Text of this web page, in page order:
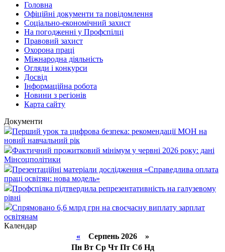
Головна
Офіційні документи та повідомлення
Соціально-економічний захист
На погодженні у Профспілці
Правовий захист
Охорона праці
Міжнародна діяльність
Огляди і конкурси
Досвід
Інформаційна робота
Новини з регіонів
Карта сайту
Документи
Перший урок та цифрова безпека: рекомендації МОН на
новий навчальний рік
Фактичний прожитковий мінімум у червні 2026 року: дані
Мінсоцполітики
Презентаційні матеріали дослідження «Справедлива оплата
праці освітян: нова модель»
Профспілка підтвердила репрезентативність на галузевому
рівні
Спрямовано 6,6 млрд грн на своєчасну виплату зарплат
освітянам
Календар
«Серпень 2026 »
Пн Вт Ср Чт Пт Сб Нд